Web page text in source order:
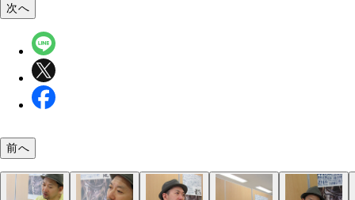
次へ
前へ